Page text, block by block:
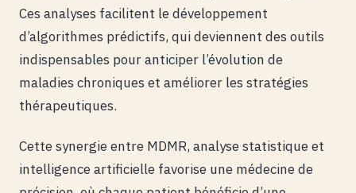
Ces analyses facilitent le développement
d’algorithmes prédictifs, qui deviennent des outils
indispensables pour anticiper l’évolution de
maladies chroniques et améliorer les stratégies
thérapeutiques.
Cette synergie entre MDMR, analyse statistique et
intelligence artificielle favorise une médecine de